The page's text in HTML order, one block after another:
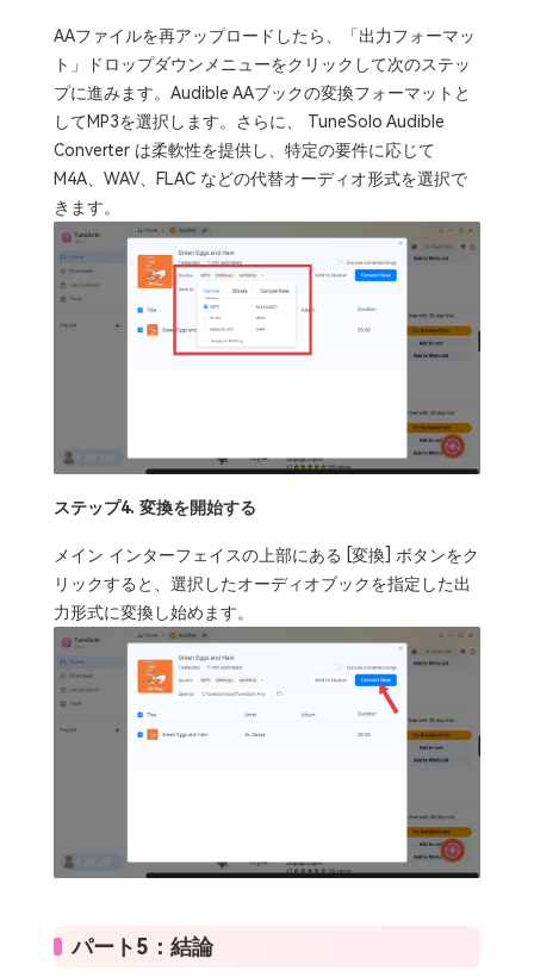
AAファイルを再アップロードしたら、「出力フォーマッ
ト」ドロップダウンメニューをクリックして次のステッ
プに進みます。Audible AAブックの変換フォーマットと
してMP3を選択します。さらに、 TuneSolo Audible
Converter は柔軟性を提供し、特定の要件に応じて
M4A、WAV、FLAC などの代替オーディオ形式を選択で
きます。
ステップ4. 変換を開始する
メイン インターフェイスの上部にある [変換] ボタンをク
リックすると、選択したオーディオブックを指定した出
力形式に変換し始めます。
パート5：結論